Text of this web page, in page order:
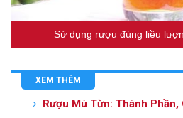
Sử dụng rượu đúng liều
XEM THÊM
Rượu Mú Từn: Thành Phần,